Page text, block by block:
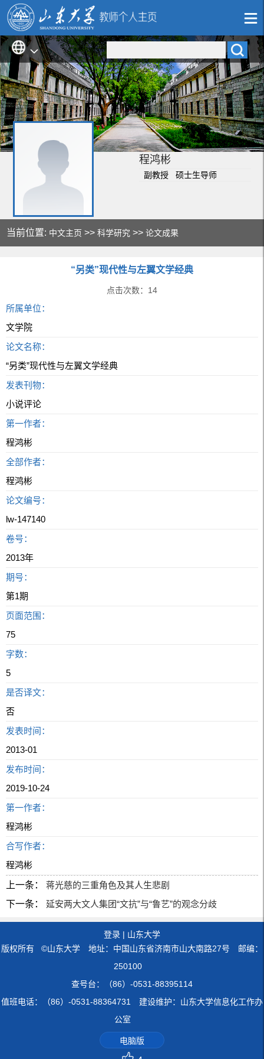
程鸿彬
副教授 硕士生导师
当前位置: 中文主页 >>科学研究 >>论文成果
“另类”现代性与左翼文学经典
点击次数： 14
所属单位：
文学院
论文名称：
“另类”现代性与左翼文学经典
发表刊物：
小说评论
第一作者：
程鸿彬
全部作者：
程鸿彬
论文编号：
lw-147140
卷号：
2013年
期号：
第1期
页面范围：
75
字数：
5
是否译文：
否
发表时间：
2013-01
发布时间：
2019-10-24
第一作者：
程鸿彬
合写作者：
程鸿彬
上一条：
蒋光慈的三重角色及其人生悲剧
下一条：
延安两大文人集团“文抗”与“鲁艺”的观念分歧
登录 | 山东大学
版权所有 ©山东大学 地址：中国山东省济南市山大南路27号 邮编：
250100
查号台：（86）-0531-88395114
值班电话：（86）-0531-88364731 建设维护：山东大学信息化工作办
公室
电脑版